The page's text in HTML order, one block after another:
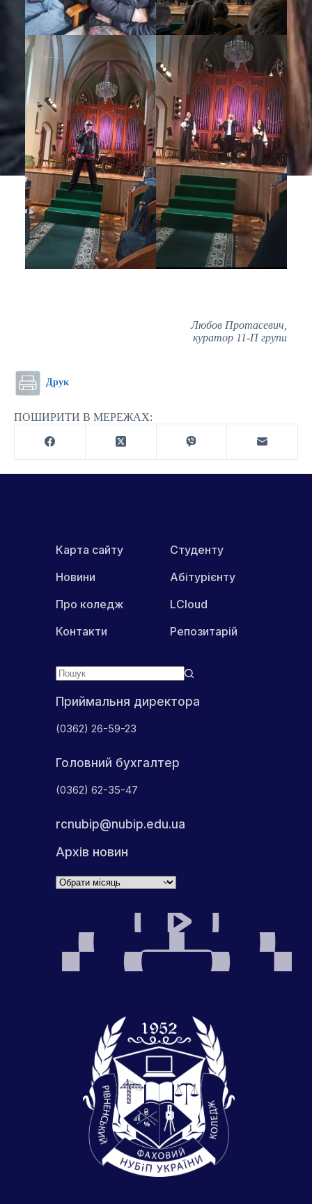
Любов Протасевич,
куратор 11-П групи
Друк
ПОШИРИТИ В МЕРЕЖАХ:
Приймальня директора
(0362) 26-59-23
Головний бухгалтер
(0362) 62-35-47
rcnubip@nubip.edu.ua
Архів новин
Архіви
Карта сайту
Новини
Про коледж
Контакти
Студенту
Абітурієнту
LCloud
Репозитарій